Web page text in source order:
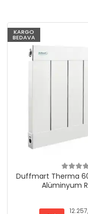
KARGO
BEDAVA
Duffmart Therma
Alüminyum